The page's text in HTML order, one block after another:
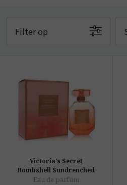
Filter op
Victoria's Secret
Bombshell Sundrenched
Eau de parfum